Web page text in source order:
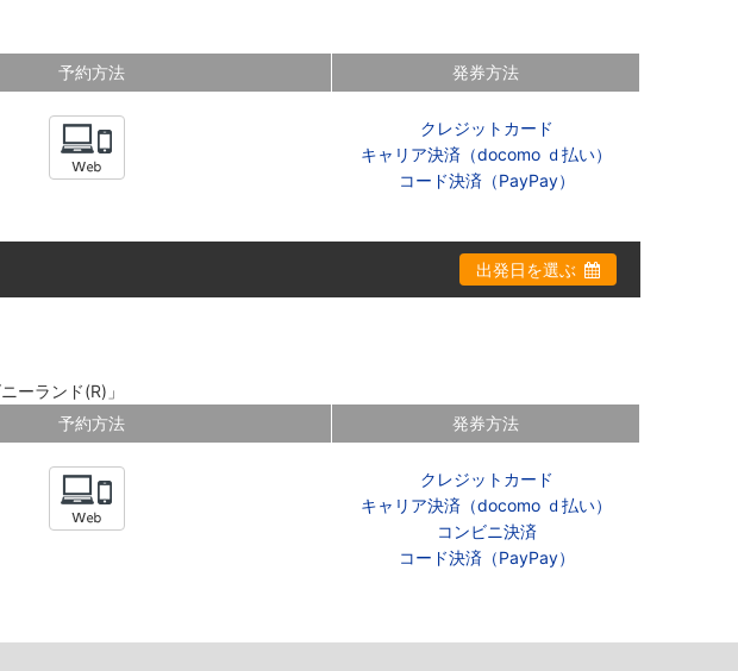
予約方法 発券方法
クレジットカード
キャリア決済（docomo ｄ払い）
コード決済（PayPay）
出発日を選ぶ
ーランド(R)」
予約方法 発券方法
クレジットカード
キャリア決済（docomo ｄ払い）
コンビニ決済
コード決済（PayPay）